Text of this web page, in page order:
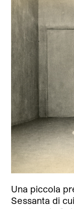
Una piccola
Sessanta di